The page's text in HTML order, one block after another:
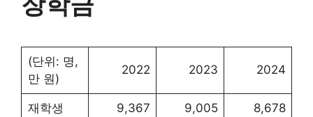
(단위: 명,
만 원)
2022 2023 2024
재학생 9,367 9,005 8,678